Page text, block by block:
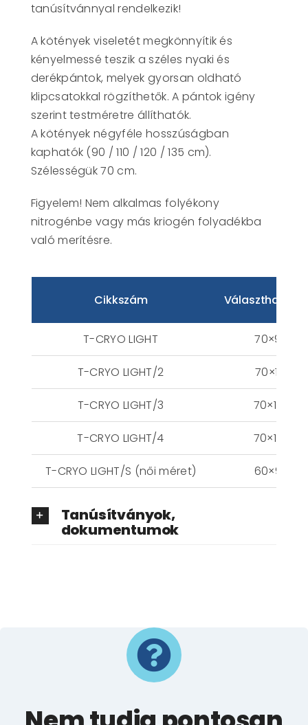
tanúsítvánnyal rendelkezik!
A kötények viseletét megkönnyítik és
kényelmessé teszik a széles nyaki és
derékpántok, melyek gyorsan oldható
klipcsatokkal rögzíthetők. A pántok igény
szerint testméretre állíthatók.
A kötények négyféle hosszúságban
kaphatók (90 / 110 / 120 / 135 cm).
Szélességük 70 cm.
Figyelem! Nem alkalmas folyékony
nitrogénbe vagy más kriogén folyadékba
való merítésre.
Cikkszám Választható
T-CRYO LIGHT 70×90
T-CRYO LIGHT/2 70×110 cm
T-CRYO LIGHT/3 70×120
T-CRYO LIGHT/4 70×135
T-CRYO LIGHT/S (női méret) 60×90
Tanúsítványok,
dokumentumok